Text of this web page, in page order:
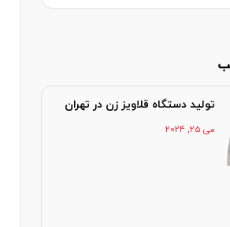
تولید دستگاه قلاویز زن در تهران
می 25, 2024